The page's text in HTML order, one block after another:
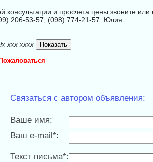
консультации и просчета цены звоните или
206-53-57, (098) 774-21-57. Юлия.
xxx xxxx
Пожаловаться
Связаться с автором объявления:
Ваше имя:
Ваш e-mail*:
Текст письма*: